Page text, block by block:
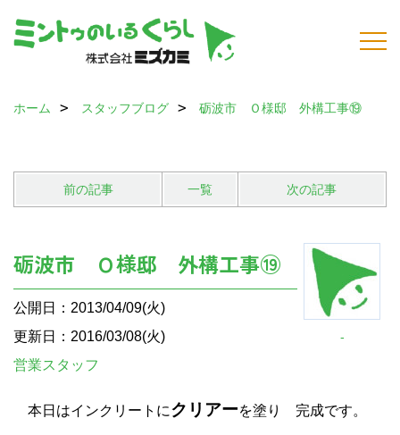
ホーム スタッフブログ 砺波市 Ｏ様邸 外構工事⑲
前の記事 一覧 次の記事
-
砺波市 Ｏ様邸 外構工事⑲
公開日：2013/04/09(火)
更新日：2016/03/08(火)
営業スタッフ
本日はインクリートにクリアーを塗り 完成です。